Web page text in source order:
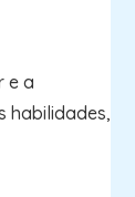
e a
habilidades,